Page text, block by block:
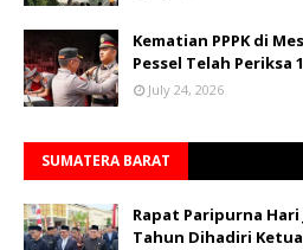
Kematian PPPK di
Pessel Telah Periksa
July 24, 2026
SUMATERA BARAT
Rapat Paripurna Hari
Tahun Dihadiri